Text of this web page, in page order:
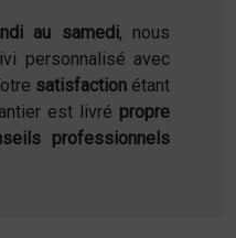
au samedi, nous
personnalisé avec
satisfaction étant
est livré propre
professionnels